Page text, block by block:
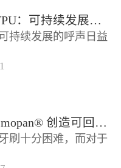
凭借专业实力与行业
科思创 TPU 授权经销
提供高品质的TP...
生物基 TPU：可持续发展的材料新贵
持续发展的呼声日益
使用 Desmopan® 创造可回收的热塑性聚氨酯牙刷头
刷十分困难，而对于